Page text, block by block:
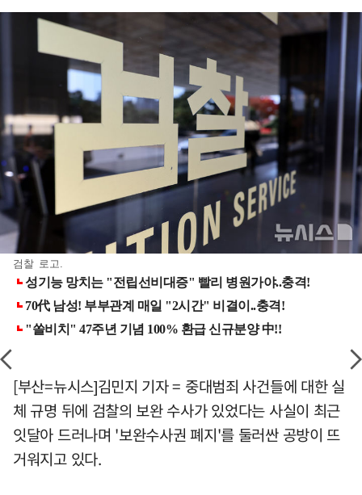
검찰 로고.
[부산=뉴시스]김민지 기자 = 중대범죄 사건들에 대한 실
체 규명 뒤에 검찰의 보완 수사가 있었다는 사실이 최근
잇달아 드러나며 '보완수사권 폐지'를 둘러싼 공방이 뜨
거워지고 있다.